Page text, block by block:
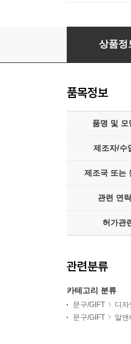
[알앤비]모닝
상품정
품목정보
품명 및 모
제조자/수
제조국 또는
관련 연
허가관
관련분류
카테고리 분류
문구/GIFT 디자
문구/GIFT
알앤